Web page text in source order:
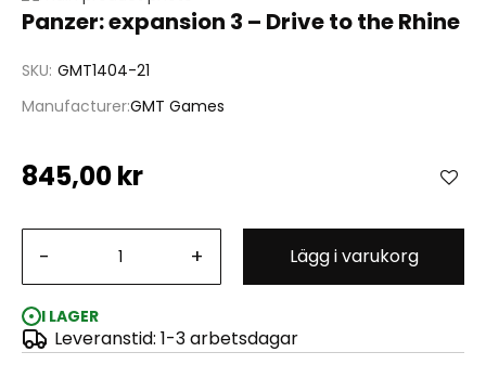
Panzer: expansion 3 – Drive to the Rhine
SKU GMT1404-21
ManufacturerGMT Games
845,00 kr
- + Lägg i varukorg
I LAGER
Leveranstid: 1-3 arbetsdagar
till
bildgalleriet
Panzer: expansion 3 – Drive to the Rhine
Hoppa
av
bildgalleriet